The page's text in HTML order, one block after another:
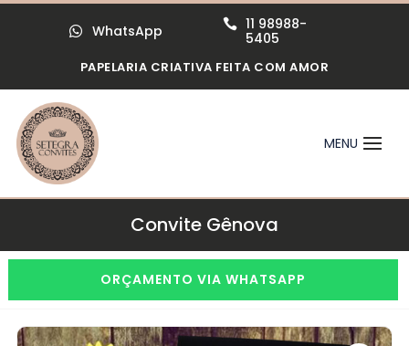
 WhatsApp 
11 98988-
5405
PAPELARIA CRIATIVA FEITA COM AMOR
Convite Gênova
ORÇAMENTO VIA WHATSAPP